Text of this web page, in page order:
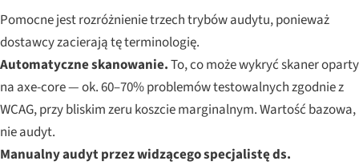
Pomocne jest rozróżnienie trzech trybów audytu, ponieważ
dostawcy zacierają tę terminologię.
Automatyczne skanowanie.To, co może wykryć skaner oparty
na axe-core — ok. 60–70% problemów testowalnych zgodnie z
WCAG, przy bliskim zeru koszcie marginalnym. Wartość bazowa,
nie audyt.
Manualny audyt przez widzącego specjalistę ds.